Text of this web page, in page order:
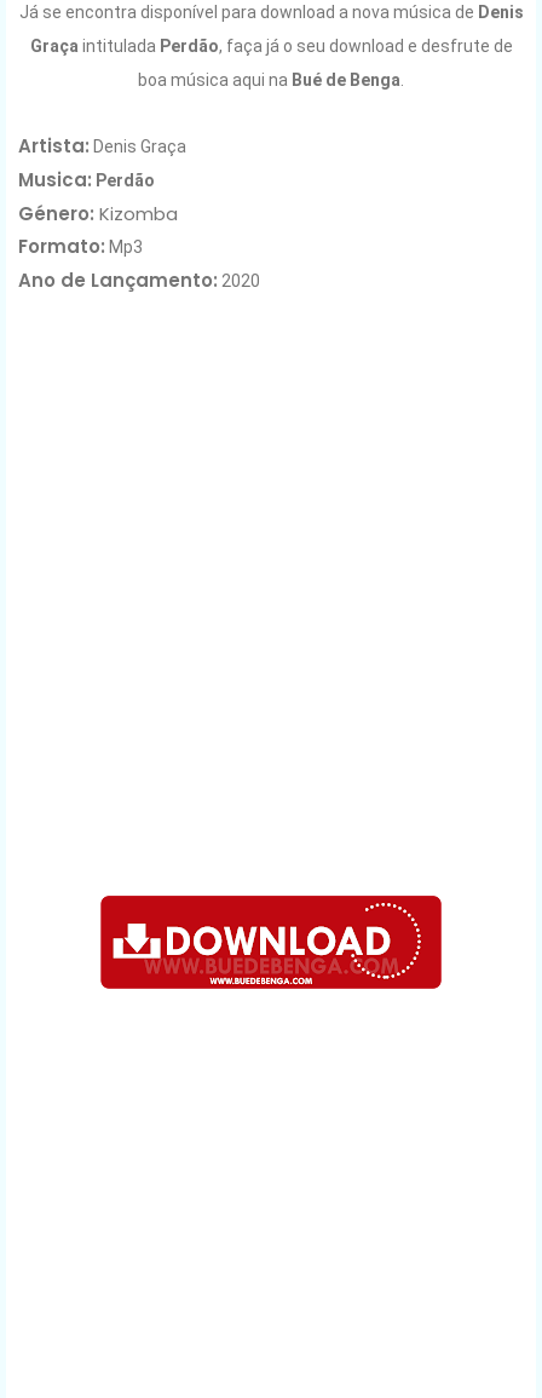
Já se encontra disponível para download a nova música de Denis
Graça intitulada Perdão, faça já o seu download e desfrute de
boa música aqui na Bué de Benga
Artista: Denis Graça
Musica: Perdão
Género: Kizomba
Formato: Mp3
Ano de Lançamento: 2020